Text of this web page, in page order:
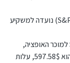
כגון אופציית פוט (מכירה) על SPY (קרן סל על S&P 500) נועדה למשקיע
המשקיע קונה את הזכות למכור 100 יחידות של SPY למוכר האופציה,
במחיר ובזמן מוסכם מראש, כלומר מחיר SPY היום הוא 597.58$, עלות